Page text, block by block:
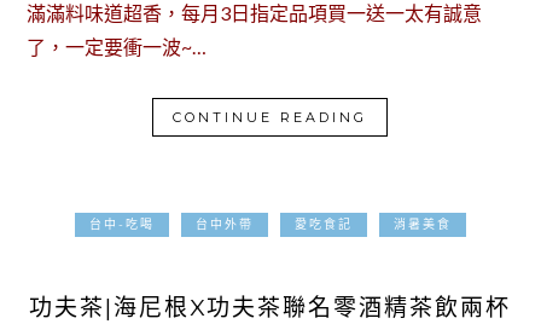
滿滿料味道超香，每月3日指定品項買一送一太有誠意
了，一定要衝一波~…
CONTINUE READING
台中-吃喝 台中外帶 愛吃食記 消暑美食
功夫茶|海尼根X功夫茶聯名零酒精茶飲兩杯